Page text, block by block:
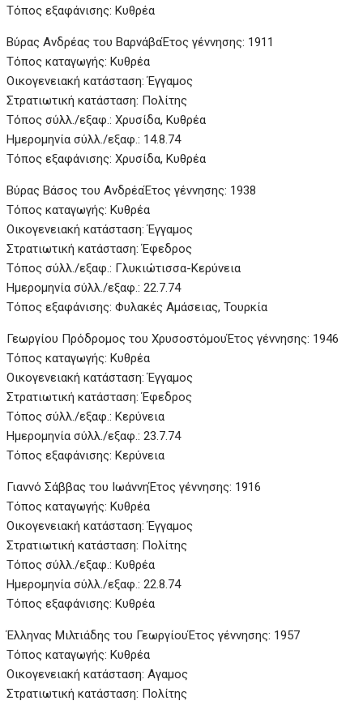
Τόπος εξαφάνισης: Κυθρέα
Βύρας Ανδρέας του ΒαρνάβαΈτος γέννησης: 1911
Τόπος καταγωγής: Κυθρέα
Οικογενειακή κατάσταση: Έγγαμος
Στρατιωτική κατάσταση: Πολίτης
Τόπος σύλλ./εξαφ.: Χρυσίδα, Κυθρέα
Ημερομηνία σύλλ./εξαφ.: 14.8.74
Τόπος εξαφάνισης: Χρυσίδα, Κυθρέα
Βύρας Βάσος του ΑνδρέαΈτος γέννησης: 1938
Τόπος καταγωγής: Κυθρέα
Οικογενειακή κατάσταση: Έγγαμος
Στρατιωτική κατάσταση: Έφεδρος
Τόπος σύλλ./εξαφ.: Γλυκιώτισσα-Κερύνεια
Ημερομηνία σύλλ./εξαφ.: 22.7.74
Τόπος εξαφάνισης: Φυλακές Αμάσειας, Τουρκία
Γεωργίου Πρόδρομος του ΧρυσοστόμουΈτος γέννησης: 1946
Τόπος καταγωγής: Κυθρέα
Οικογενειακή κατάσταση: Έγγαμος
Στρατιωτική κατάσταση: Έφεδρος
Τόπος σύλλ./εξαφ.: Κερύνεια
Ημερομηνία σύλλ./εξαφ.: 23.7.74
Τόπος εξαφάνισης: Κερύνεια
Γιαννό Σάββας του ΙωάννηΈτος γέννησης: 1916
Τόπος καταγωγής: Κυθρέα
Οικογενειακή κατάσταση: Έγγαμος
Στρατιωτική κατάσταση: Πολίτης
Τόπος σύλλ./εξαφ.: Κυθρέα
Ημερομηνία σύλλ./εξαφ.: 22.8.74
Τόπος εξαφάνισης: Κυθρέα
Έλληνας Μιλτιάδης του ΓεωργίουΈτος γέννησης: 1957
Τόπος καταγωγής: Κυθρέα
Οικογενειακή κατάσταση: Αγαμος
Στρατιωτική κατάσταση: Πολίτης